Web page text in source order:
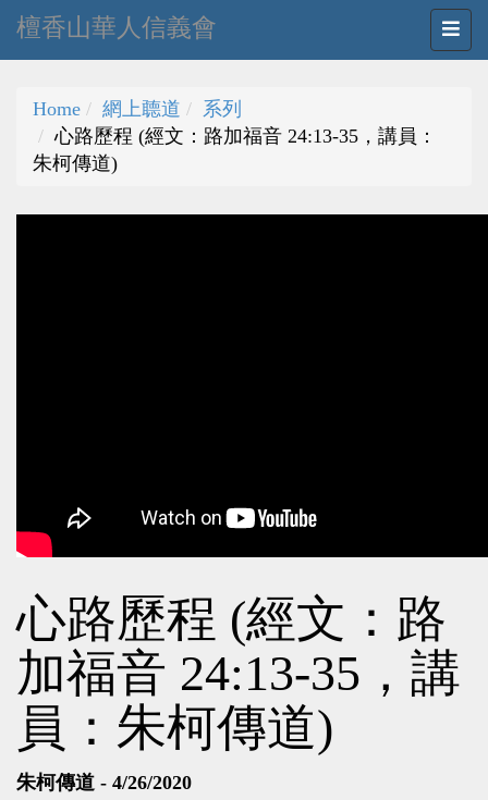
檀香山華人信義會
Home 網上聼道
系列
心路歷程 (經文：路加福音 24:13-35，講員：
朱柯傳道)
心路歷程 (經文：路
加福音 24:13-35，講
員：朱柯傳道)
朱柯傳道 - 4/26/2020